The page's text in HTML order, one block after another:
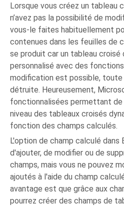
Lorsque vous créez un tableau
n’avez pas la possibilité de
vous-le faites habituellement
contenues dans les feuilles de
se produit car un tableau
personnalisé avec des
modification est possible,
détruite. Heureusement,
fonctionnalisées permettant de
niveau des tableaux croisés
fonction des champs calculés.
L'option de champ calculé dans
d'ajouter, de modifier ou de
champs, mais vous ne pouvez
ajoutés à l'aide du champ
avantage est que grâce aux
pourrez créer des champs de